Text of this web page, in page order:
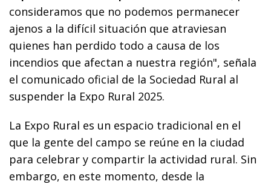
consideramos que no podemos permanecer
ajenos a la difícil situación que atraviesan
quienes han perdido todo a causa de los
incendios que afectan a nuestra región", señala
el comunicado oficial de la Sociedad Rural al
suspender la Expo Rural 2025.
La Expo Rural es un espacio tradicional en el
que la gente del campo se reúne en la ciudad
para celebrar y compartir la actividad rural. Sin
embargo, en este momento, desde la